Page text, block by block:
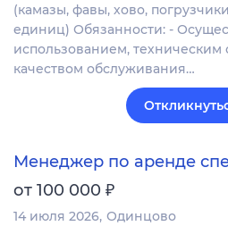
(камазы, фавы, хово,
единиц) Обязанности: -
использованием, техническим
качеством обслуживания…
Менеджер по аренде
от 100 000 ₽
14 июля 2026 Одинцово